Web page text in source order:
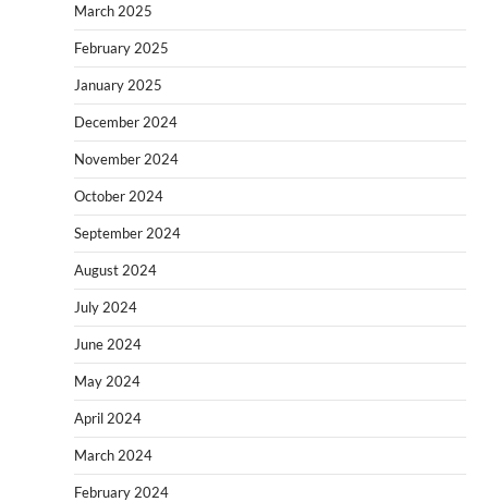
March 2025
February 2025
January 2025
December 2024
November 2024
October 2024
September 2024
August 2024
July 2024
June 2024
May 2024
April 2024
March 2024
February 2024